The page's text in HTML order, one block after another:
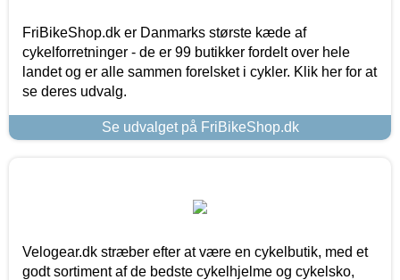
FriBikeShop.dk er Danmarks største kæde af
cykelforretninger - de er 99 butikker fordelt over hele
landet og er alle sammen forelsket i cykler. Klik her for at
se deres udvalg.
Se udvalget på FriBikeShop.dk
Velogear.dk stræber efter at være en cykelbutik, med et
godt sortiment af de bedste cykelhjelme og cykelsko,